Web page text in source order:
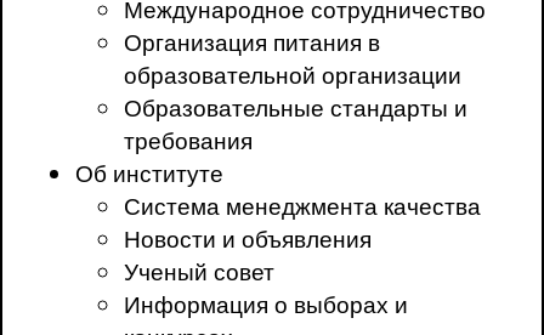
Международное сотрудничество
Организация питания в
образовательной организации
Образовательные стандарты и
требования
Об институте
Система менеджмента качества
Новости и объявления
Ученый совет
Информация о выборах и